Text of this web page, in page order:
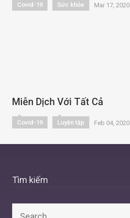
Covid-19 Sức khỏe Mar 17, 2020
Miễn Dịch Với Tất Cả
Covid-19 Luyện tập Feb 04, 2020
Tìm kiếm